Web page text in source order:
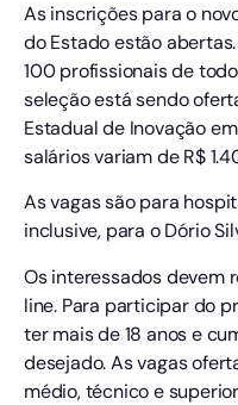
As inscrições para o
do Estado estão
100 profissionais de
seleção está sendo
Estadual de Inovação
salários variam de R$
As vagas são para
inclusive, para o Dório
Os interessados devem
line. Para participar do
ter mais de 18 anos e
desejado. As vagas
médio, técnico e